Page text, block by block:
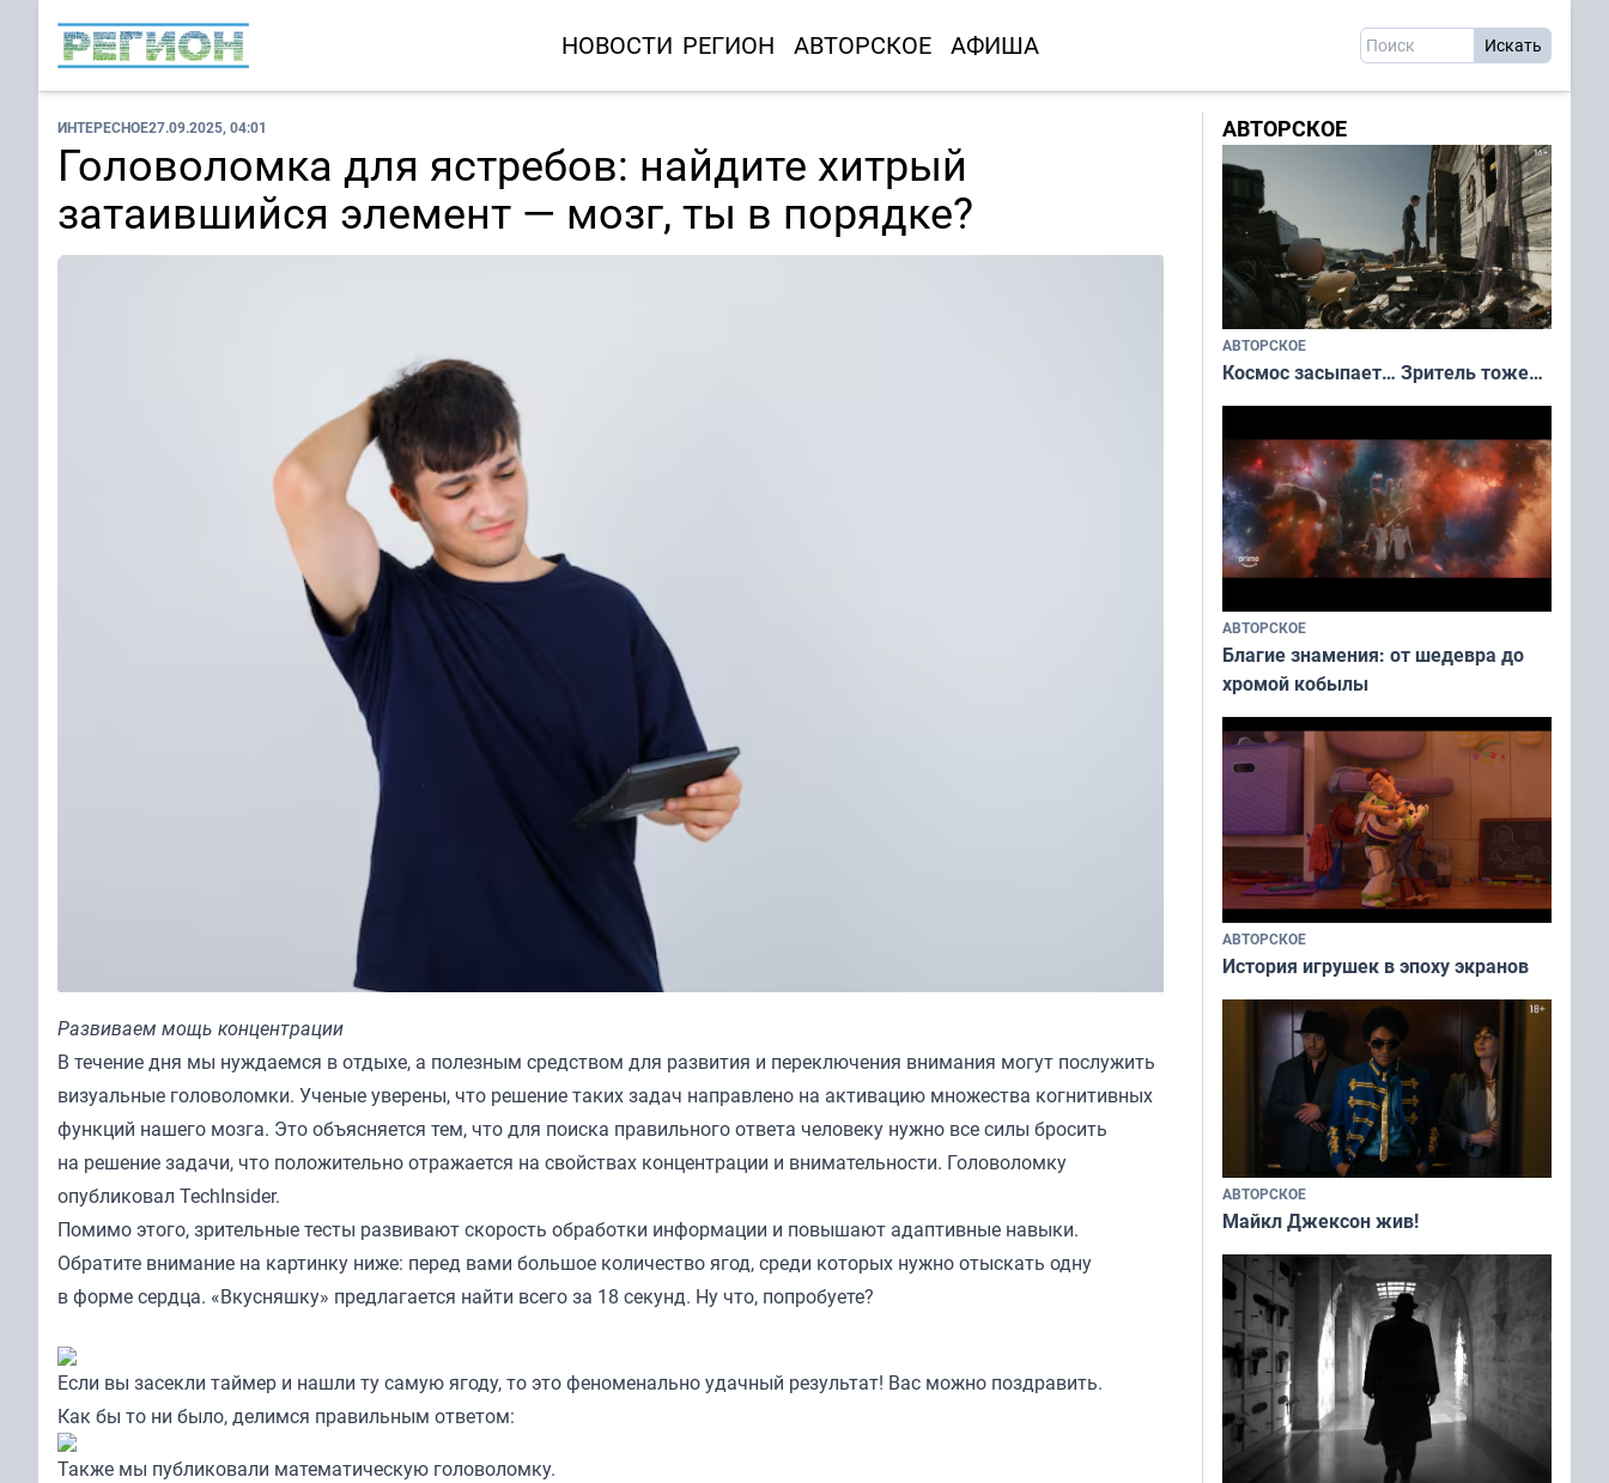
НОВОСТИ РЕГИОН АВТОРСКОЕ АФИША
ИНТЕРЕСНОЕ27.09.2025, 04:01
Головоломка для ястребов: найдите хитрый
затаившийся элемент — мозг, ты в порядке?
Развиваем мощь концентрации
В течение дня мы нуждаемся в отдыхе, а полезным средством для развития и переключения внимания могут послужить
визуальные головоломки. Ученые уверены, что решение таких задач направлено на активацию множества когнитивных
функций нашего мозга. Это объясняется тем, что для поиска правильного ответа человеку нужно все силы бросить
на решение задачи, что положительно отражается на свойствах концентрации и внимательности. Головоломку
опубликовал TechInsider.
Помимо этого, зрительные тесты развивают скорость обработки информации и повышают адаптивные навыки.
Обратите внимание на картинку ниже: перед вами большое количество ягод, среди которых нужно отыскать одну
в форме сердца. «Вкусняшку» предлагается найти всего за 18 секунд. Ну что, попробуете?
Если вы засекли таймер и нашли ту самую ягоду, то это феноменально удачный результат! Вас можно поздравить.
Как бы то ни было, делимся правильным ответом:
Также мы публиковали математическую головоломку.
АВТОРСКОЕ
АВТОРСКОЕ
Космос засыпает… Зритель тоже…
АВТОРСКОЕ
Благие знамения: от шедевра до
хромой кобылы
АВТОРСКОЕ
История игрушек в эпоху экранов
АВТОРСКОЕ
Майкл Джексон жив!